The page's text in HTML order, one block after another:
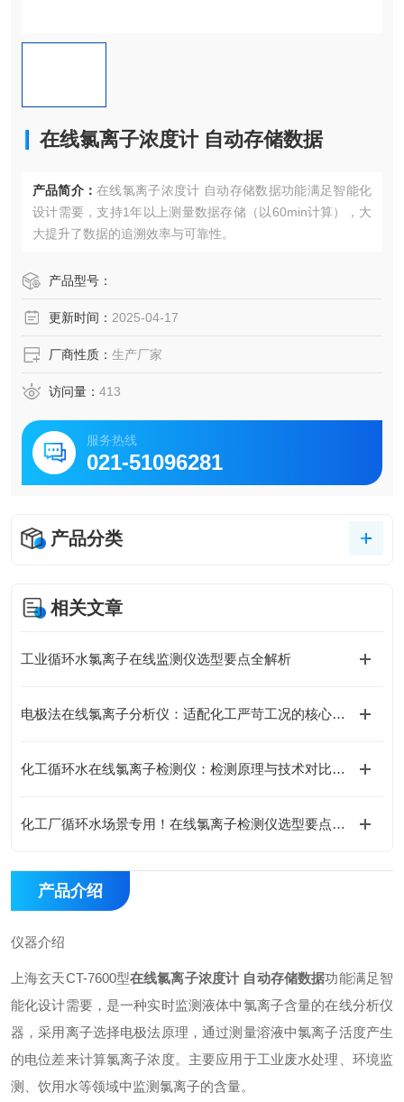
在线氯离子浓度计 自动存储数据
产品简介： 在线氯离子浓度计 自动存储数据功能满足智能化
设计需要，支持​​1年以上测量数据存储（以60min计算），大
大提升了数据的追溯效率与可靠性。
产品型号：
更新时间： 2025-04-17
厂商性质： 生产厂家
访问量： 413
服务热线
021-51096281
产品分类
相关文章
工业循环水氯离子在线监测仪选型要点全解析
电极法在线氯离子分析仪：适配化工严苛工况的核心优势
化工循环水在线氯离子检测仪：检测原理与技术对比分析
化工厂循环水场景专用！在线氯离子检测仪选型要点与参数解读
产品介绍
仪器介绍
上海玄天CT-7600型在线氯离子浓度计 自动存储数据功能满足智
能化设计需要，是一种实时监测液体中氯离子含量的在线分析仪
器，采用离子选择电极法原理，通过测量溶液中氯离子活度产生
的电位差来计算氯离子浓度。主要应用于工业废水处理、环境监
测、饮用水等领域中监测氯离子的含量。